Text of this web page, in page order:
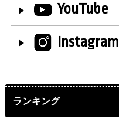
YouTube
Instagram
ランキング